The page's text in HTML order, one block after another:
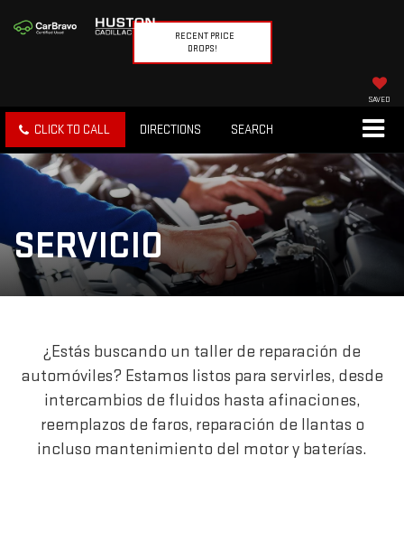
RECENT PRICE
DROPS!
SAVED
CLICK TO CALL DIRECTIONS SEARCH
SERVICIO
¿Estás buscando un taller de reparación de
automóviles? Estamos listos para servirles, desde
intercambios de fluidos hasta afinaciones,
reemplazos de faros, reparación de llantas o
incluso mantenimiento del motor y baterías.